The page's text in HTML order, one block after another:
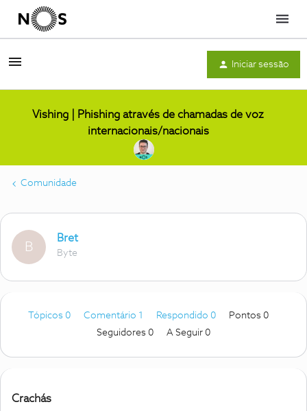
Menu
Iniciar sessão
Vishing | Phishing através de chamadas de voz
internacionais/nacionais
Comunidade
B
Bret
Byte
Tópicos 0 Comentário 1 Respondido 0
Pontos 0
Seguidores 0 A Seguir 0
Crachás